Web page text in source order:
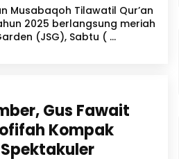
Musabaqoh Tilawatil Qur’an
2025 berlangsung meriah
(JSG), Sabtu ( ...
Gus Fawait
Kompak